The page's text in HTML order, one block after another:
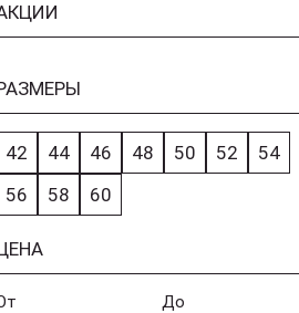
42 44 46 48 50 52
54
56
58 60
До